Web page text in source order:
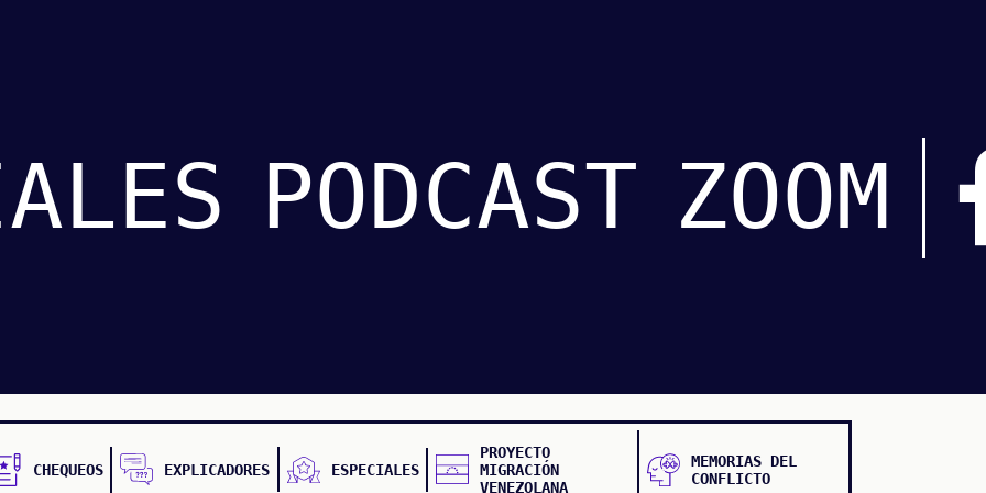
PODCAST ZOOM
CHEQUEOS EXPLICADORES ESPECIALES
PROYECTO
MIGRACIÓN
VENEZOLANA
MEMORIAS DEL
CONFLICTO